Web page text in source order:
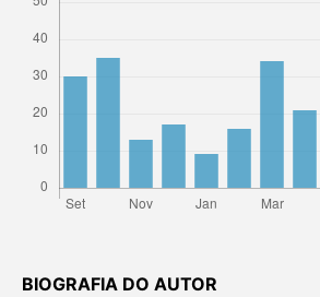
BIOGRAFIA DO AUTOR